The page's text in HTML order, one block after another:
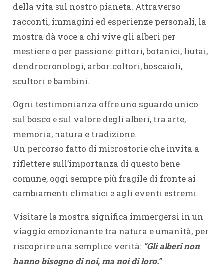
della vita sul nostro pianeta. Attraverso
racconti, immagini ed esperienze personali, la
mostra dà voce a chi vive gli alberi per
mestiere o per passione: pittori, botanici, liutai,
dendrocronologi, arboricoltori, boscaioli,
scultori e bambini.
Ogni testimonianza offre uno sguardo unico
sul bosco e sul valore degli alberi, tra arte,
memoria, natura e tradizione.
Un percorso fatto di microstorie che invita a
riflettere sull’importanza di questo bene
comune, oggi sempre più fragile di fronte ai
cambiamenti climatici e agli eventi estremi.
Visitare la mostra significa immergersi in un
viaggio emozionante tra natura e umanità, per
riscoprire una semplice verità: “Gli alberi non
hanno bisogno di noi, ma noi di loro.”